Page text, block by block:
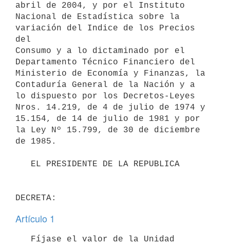
abril de 2004, y por el Instituto
Nacional de Estadística sobre la
variación del Indice de los Precios
del
Consumo y a lo dictaminado por el
Departamento Técnico Financiero del
Ministerio de Economía y Finanzas, la
Contaduría General de la Nación y a
lo dispuesto por los Decretos-Leyes
Nros. 14.219, de 4 de julio de 1974 y
15.154, de 14 de julio de 1981 y por
la Ley Nº 15.799, de 30 de diciembre
de 1985.
DECRETA:
Artículo 1